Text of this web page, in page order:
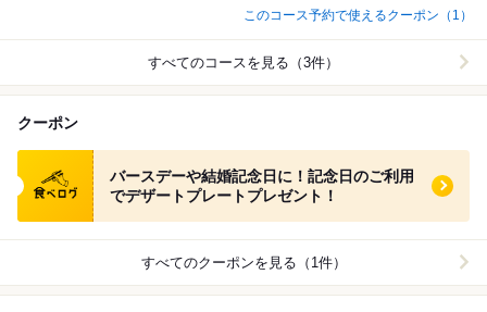
このコース予約で使えるクーポン（1）
すべてのコースを見る（3件）
クーポン
食べログ クーポン
バースデーや結婚記念日に！記念日のご利用
でデザートプレートプレゼント！
すべてのクーポンを見る（1件）